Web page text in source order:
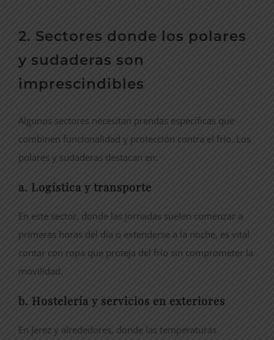
2. Sectores donde los polares
y sudaderas son
imprescindibles
Algunos sectores necesitan prendas específicas que
combinen funcionalidad y protección contra el frío. Los
polares y sudaderas destacan en:
a. Logística y transporte
En este sector, donde las jornadas suelen comenzar a
primeras horas del día o extenderse a la noche, es vital
contar con ropa que proteja del frío sin comprometer la
movilidad.
b. Hostelería y servicios en exteriores
En Jerez y alrededores, donde las temperaturas